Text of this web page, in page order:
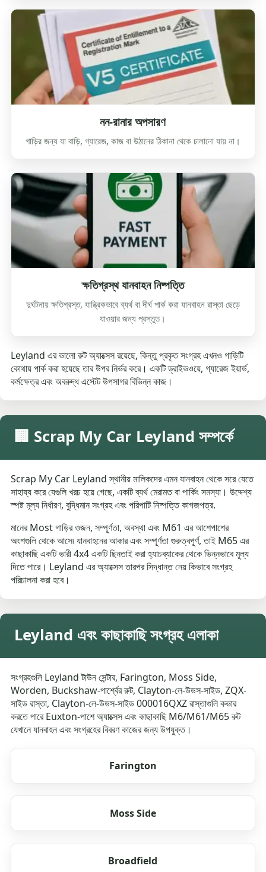
নন-রানার অপসারণ
গাড়ির জন্য যা বাড়ি, গ্যারেজ, কাজ বা উঠানের ঠিকানা থেকে চালানো যায় না।
ক্ষতিগ্রস্থ যানবাহন নিষ্পত্তি
দুর্ঘটনায় ক্ষতিগ্রস্ত, যান্ত্রিকভাবে ব্যর্থ বা দীর্ঘ পার্ক করা যানবাহন রাস্তা ছেড়ে
যাওয়ার জন্য প্রস্তুত।
Leyland এর ভালো রুট অ্যাক্সেস রয়েছে, কিন্তু প্রকৃত সংগ্রহ এখনও গাড়িটি
কোথায় পার্ক করা হয়েছে তার উপর নির্ভর করে। একটি ড্রাইভওয়ে, গ্যারেজ ইয়ার্ড,
কর্মক্ষেত্র এবং অবরুদ্ধ এস্টেট উপসাগর বিভিন্ন কাজ।
🏢 Scrap My Car Leyland সম্পর্কে
Scrap My Car Leyland স্থানীয় মালিকদের এমন যানবাহন থেকে সরে যেতে
সাহায্য করে যেগুলি খরচ হয়ে গেছে, একটি ব্যর্থ মেরামত বা পার্কিং সমস্যা। উদ্দেশ্য
স্পষ্ট মূল্য নির্ধারণ, বুদ্ধিমান সংগ্রহ এবং পরিপাটি নিষ্পত্তি কাগজপত্র.
মানের Most গাড়ির ওজন, সম্পূর্ণতা, অবস্থা এবং M61 এর আশেপাশের
অংশগুলি থেকে আসে৷ যানবাহনের আকার এবং সম্পূর্ণতা গুরুত্বপূর্ণ, তাই M65 এর
কাছাকাছি একটি ভারী 4x4 একটি ছিনতাই করা হ্যাচব্যাকের থেকে ভিন্নভাবে মূল্য
দিতে পারে। Leyland এর অ্যাক্সেস তারপর সিদ্ধান্ত নেয় কিভাবে সংগ্রহ
পরিচালনা করা হবে।
Leyland এবং কাছাকাছি সংগ্রহ এলাকা
সংগ্রহগুলি Leyland টাউন সেন্টার, Farington, Moss Side,
Worden, Buckshaw-পার্শ্বের রুট, Clayton-লে-উডস-সাইড, ZQX-
সাইড রাস্তা, Clayton-লে-উডস-সাইড 000016QXZ রাস্তাগুলি কভার
করতে পারে Euxton-পাশে অ্যাক্সেস এবং কাছাকাছি M6/M61/M65 রুট
যেখানে যানবাহন এবং সংগ্রহের বিবরণ কাজের জন্য উপযুক্ত।
Farington
Moss Side
Broadfield